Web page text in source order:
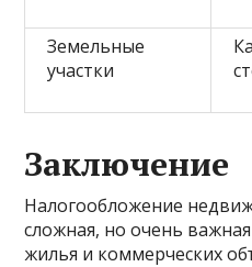
Земельные
участки
Заключение
Налогообложение
сложная, но очень
жилья и коммерческих